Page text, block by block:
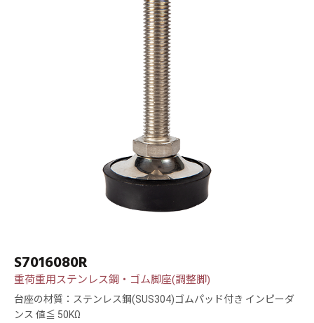
S7016080R
重荷重用ステンレス鋼・ゴム脚座(調整脚)
台座の材質：ステンレス鋼(SUS304)ゴムパッド付き インピーダ
ンス 値≦ 50KΩ